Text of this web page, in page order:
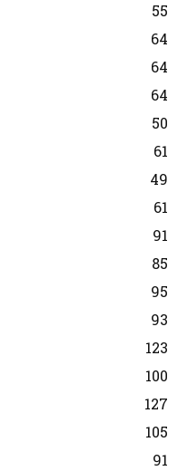
55
64
64
64
50
61
49
61
91
85
95
93
123
100
127
105
91